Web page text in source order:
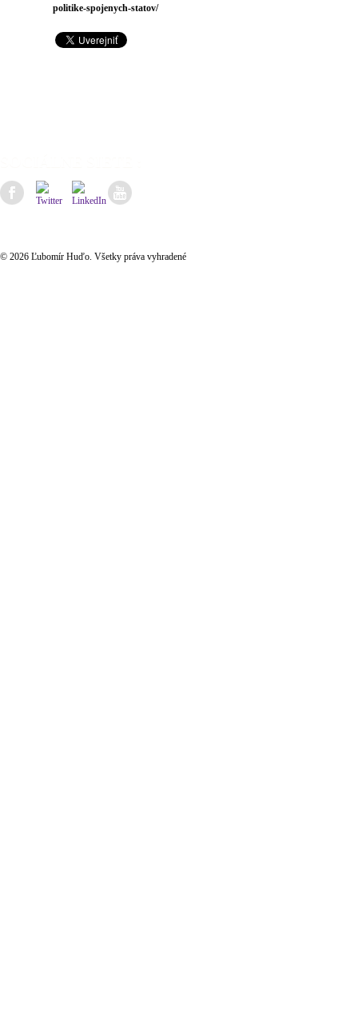
politike-spojenych-statov/
© 2026 Ľubomír Huďo. Všetky práva vyhradené